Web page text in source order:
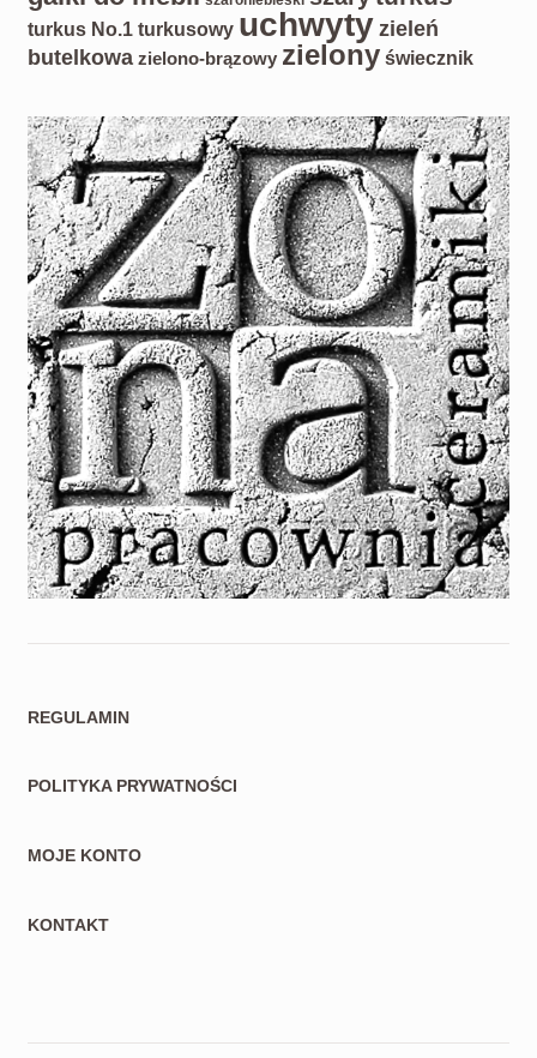
turkus No.1 turkusowy uchwyty zieleń
butelkowa zielono-brązowy zielony świecznik
REGULAMIN
POLITYKA PRYWATNOŚCI
MOJE KONTO
KONTAKT